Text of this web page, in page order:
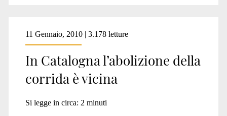
11 Gennaio, 2010 | 3.178 letture
In Catalogna l’abolizione della
corrida è vicina
Si legge in circa: 2 minuti